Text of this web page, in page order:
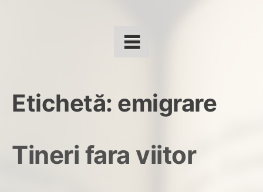
Etichetă: emigrare
Tineri fara viitor